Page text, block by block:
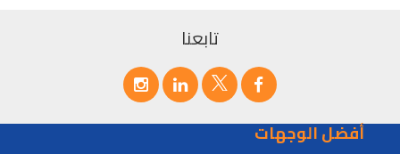
تابعنا
أفضل الوجهات